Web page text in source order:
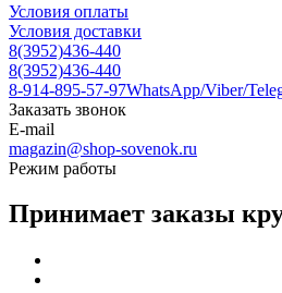
Условия оплаты
Условия доставки
8(3952)436-440
8(3952)436-440
8-914-895-57-97WhatsApp/Viber/
Заказать звонок
E-mail
magazin@shop-sovenok.ru
Режим работы
Принимает заказы